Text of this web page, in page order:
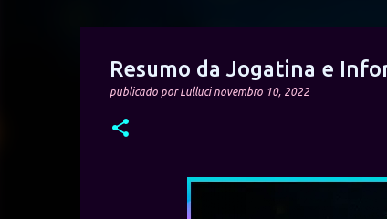
Resumo da Jogatina e
publicado porLulluci novembro 10, 2022